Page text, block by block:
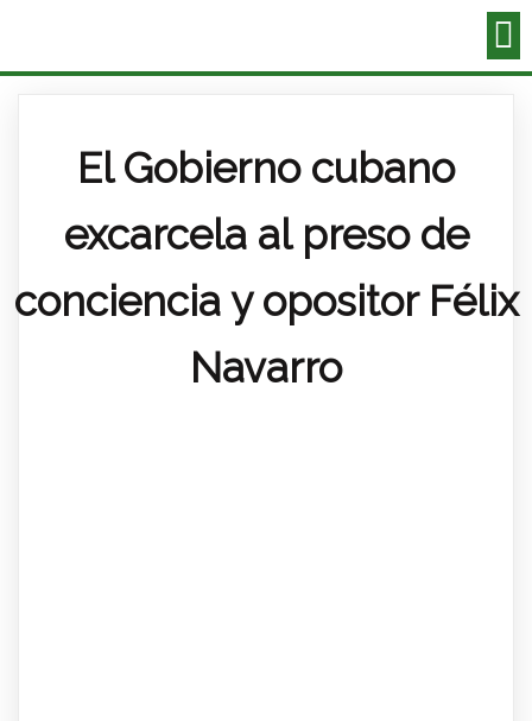
El Gobierno cubano
excarcela al preso de
conciencia y opositor Félix
Navarro